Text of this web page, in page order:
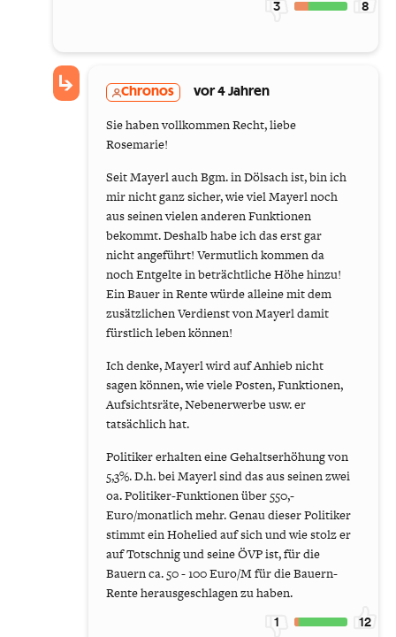
3 8
Chronos vor 4 Jahren
Sie haben vollkommen Recht, liebe
Rosemarie!
Seit Mayerl auch Bgm. in Dölsach ist, bin ich
mir nicht ganz sicher, wie viel Mayerl noch
aus seinen vielen anderen Funktionen
bekommt. Deshalb habe ich das erst gar
nicht angeführt! Vermutlich kommen da
noch Entgelte in beträchtliche Höhe hinzu!
Ein Bauer in Rente würde alleine mit dem
zusätzlichen Verdienst von Mayerl damit
fürstlich leben können!
Ich denke, Mayerl wird auf Anhieb nicht
sagen können, wie viele Posten, Funktionen,
Aufsichtsräte, Nebenerwerbe usw. er
tatsächlich hat.
Politiker erhalten eine Gehaltserhöhung von
5,3%. D.h. bei Mayerl sind das aus seinen zwei
oa. Politiker-Funktionen über 550,-
Euro/monatlich mehr. Genau dieser Politiker
stimmt ein Hohelied auf sich und wie stolz er
auf Totschnig und seine ÖVP ist, für die
Bauern ca. 50 - 100 Euro/M für die Bauern-
Rente herausgeschlagen zu haben.
1 12